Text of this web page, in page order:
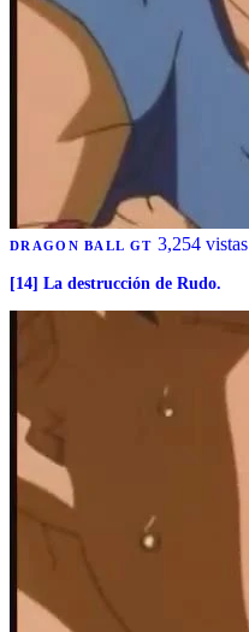
DRAGON BALL GT 3,254 vistas
[14] La destrucción de Rudo.